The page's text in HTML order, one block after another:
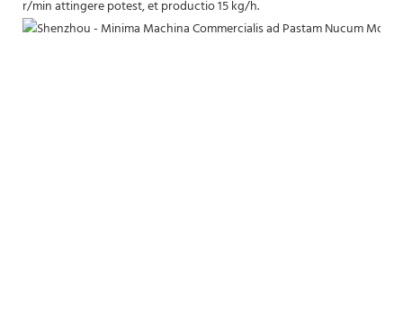
r/min attingere potest, et productio 15 kg/h.